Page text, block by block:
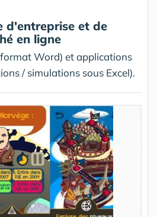
d'entreprise et de
en ligne
Word) et applications
/ simulations sous Excel).